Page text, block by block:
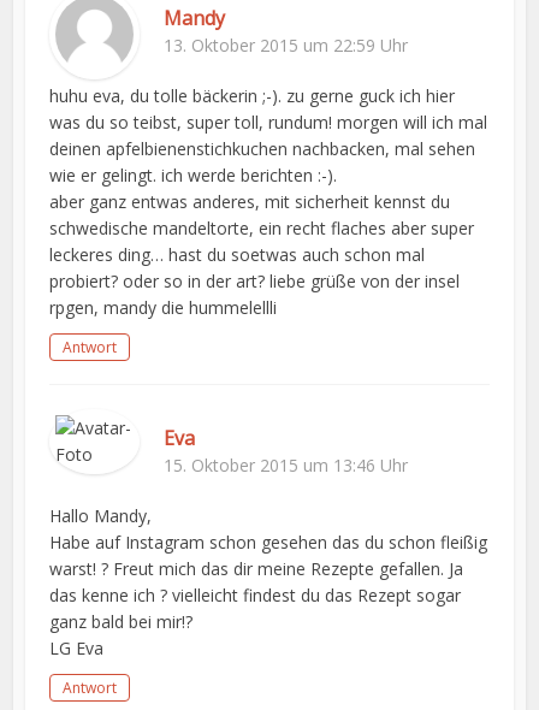
Mandy
13. Oktober 2015 um 22:59 Uhr
huhu eva, du tolle bäckerin ;-). zu gerne guck ich hier
was du so teibst, super toll, rundum! morgen will ich mal
deinen apfelbienenstichkuchen nachbacken, mal sehen
wie er gelingt. ich werde berichten :-).
aber ganz entwas anderes, mit sicherheit kennst du
schwedische mandeltorte, ein recht flaches aber super
leckeres ding… hast du soetwas auch schon mal
probiert? oder so in der art? liebe grüße von der insel
rpgen, mandy die hummelellli
Antwort
Eva
15. Oktober 2015 um 13:46 Uhr
Hallo Mandy,
Habe auf Instagram schon gesehen das du schon fleißig
warst! ? Freut mich das dir meine Rezepte gefallen. Ja
das kenne ich ? vielleicht findest du das Rezept sogar
ganz bald bei mir!?
LG Eva
Antwort